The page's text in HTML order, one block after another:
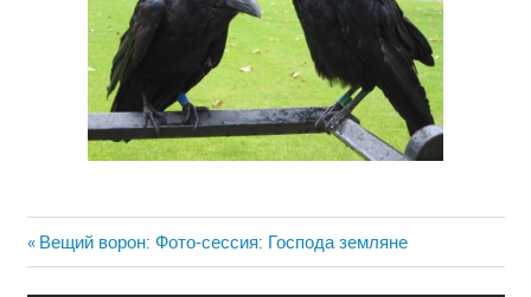
Навигация
Previous
Post:
Вещий ворон: Фото-сессия: Господа земляне